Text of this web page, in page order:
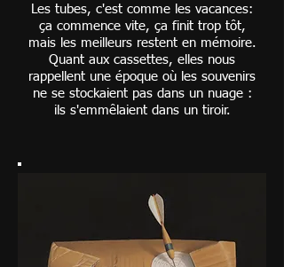
Les tubes, c'est comme les vacances:
ça commence vite, ça finit trop tôt,
mais les meilleurs restent en mémoire.
Quant aux cassettes, elles nous
rappellent une époque où les souvenirs
ne se stockaient pas dans un nuage :
ils s'emmêlaient dans un tiroir.